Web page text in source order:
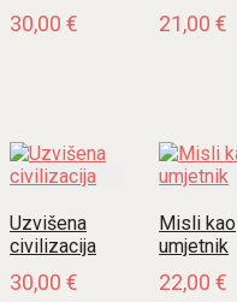
30,00 € 21,00€
Uzvišena
civilizacija
30,00 €
Misli kao
umjetnik
22,00€